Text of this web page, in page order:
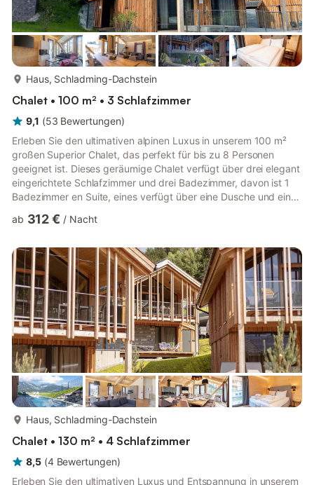
Haus, Schladming-Dachstein
Chalet • 100 m² • 3 Schlafzimmer
9,1 (53 Bewertungen)
Erleben Sie den ultimativen alpinen Luxus in unserem 100 m²
großen Superior Chalet, das perfekt für bis zu 8 Personen
geeignet ist. Dieses geräumige Chalet verfügt über drei elegant
eingerichtete Schlafzimmer und drei Badezimmer, davon ist 1
Badezimmer en Suite, eines verfügt über eine Dusche und einer
ausgestattet. Zwei separate Toiletten sorgen für zusätzlichen
ausgestattet, und ein Zimmer verfügt sowohl über ein
Doppelbett als auch über ein Etagenbett, ideal für Familien.
De...
ab 312 € / Nacht
Haus, Schladming-Dachstein
Chalet • 130 m² • 4 Schlafzimmer
8,5 (4 Bewertungen)
Erleben Sie den ultimativen Luxus und Entspannung in unserem